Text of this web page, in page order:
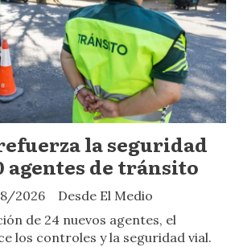
la seguridad
agentes de tránsito
Desde El Medio
2026
de 24 nuevos agentes, el
los controles y la seguridad vial.